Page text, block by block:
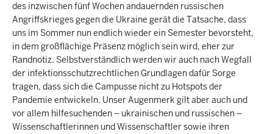
des inzwischen fünf Wochen andauernden russischen
Angriffskrieges gegen die Ukraine gerät die Tatsache, dass
uns im Sommer nun endlich wieder ein Semester bevorsteht,
in dem großflächige Präsenz möglich sein wird, eher zur
Randnotiz. Selbstverständlich werden wir auch nach Wegfall
der infektionsschutzrechtlichen Grundlagen dafür Sorge
tragen, dass sich die Campusse nicht zu Hotspots der
Pandemie entwickeln. Unser Augenmerk gilt aber auch und
vor allem hilfesuchenden – ukrainischen und russischen –
Wissenschaftlerinnen und Wissenschaftler sowie ihren